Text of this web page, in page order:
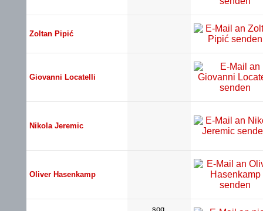
Zoltan Pipić
Giovanni Locatelli
Nikola Jeremic
Oliver Hasenkamp
sog.